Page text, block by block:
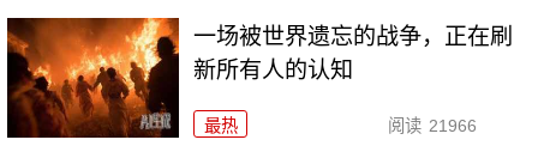
一场被世界遗忘的战争，正在刷
新所有人的认知
最热 阅读 21966